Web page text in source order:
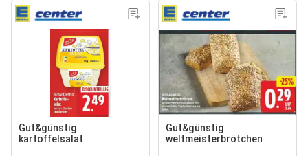
Gut&günstig
kartoffelsalat
Gut&günstig
weltmeisterbrötchen